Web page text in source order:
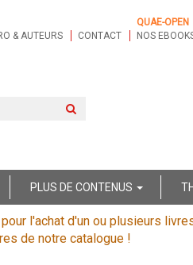
& AUTEURS CONTACT
QUAE-OPEN
NOS
PLUS DE CONTENUS
pour l'achat d'un ou plusieurs
de notre catalogue !